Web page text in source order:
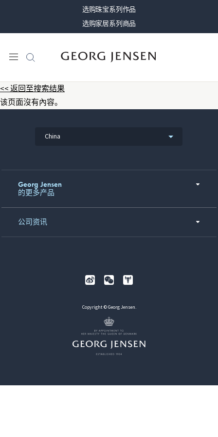
选购珠宝系列作品
选购家居系列商品
<< 返回至搜索结果
该页面沒有內容。
China
Georg Jensen
的更多产品
公司资讯
Copyright © Georg Jensen.